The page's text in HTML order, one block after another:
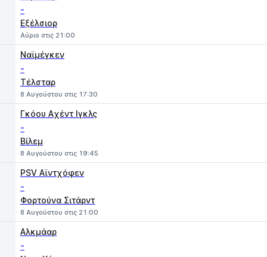
-
Εξέλσιορ
Αύριο στις 21:00
Ναϊμέγκεν
-
Τέλσταρ
8 Αυγούστου στις 17:30
Γκόου Aχέντ Ιγκλς
-
Βίλεμ
8 Αυγούστου στις 19:45
PSV Αϊντχόφεν
-
Φορτούνα Σιτάρντ
8 Αυγούστου στις 21:00
Αλκμάαρ
-